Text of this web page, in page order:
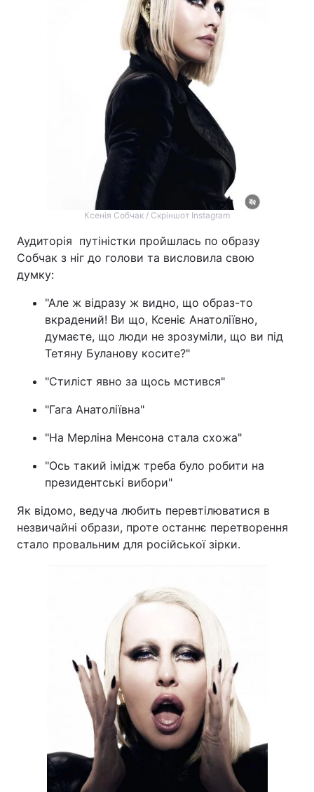
Ксенія Собчак / Скріншот Instagram
Аудиторія путіністки пройшлась по образу
Собчак з ніг до голови та висловила свою
думку:
"Але ж відразу ж видно, що образ-то
вкрадений! Ви що, Ксеніє Анатоліївно,
думаєте, що люди не зрозуміли, що ви під
Тетяну Буланову косите?"
"Стиліст явно за щось мстився"
"Гага Анатоліївна"
"На Мерліна Менсона стала схожа"
"Ось такий імідж треба було робити на
президентські вибори"
Як відомо, ведуча любить перевтілюватися в
незвичайні образи, проте останнє перетворення
стало провальним для російської зірки.